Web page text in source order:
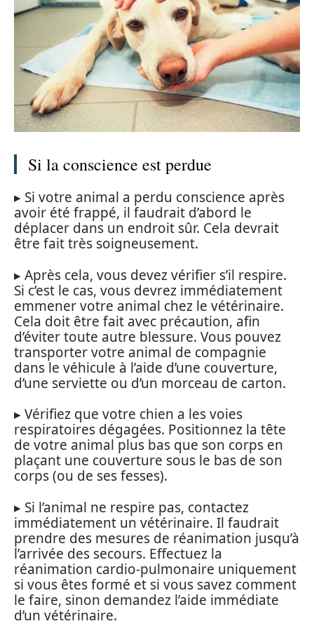
Si la conscience est perdue
▸ Si votre animal a perdu conscience après
avoir été frappé, il faudrait d’abord le
déplacer dans un endroit sûr. Cela devrait
être fait très soigneusement.
▸ Après cela, vous devez vérifier s’il respire.
Si c’est le cas, vous devrez immédiatement
emmener votre animal chez le vétérinaire.
Cela doit être fait avec précaution, afin
d’éviter toute autre blessure. Vous pouvez
transporter votre animal de compagnie
dans le véhicule à l’aide d’une couverture,
d’une serviette ou d’un morceau de carton.
▸ Vérifiez que votre chien a les voies
respiratoires dégagées. Positionnez la tête
de votre animal plus bas que son corps en
plaçant une couverture sous le bas de son
corps (ou de ses fesses).
▸ Si l’animal ne respire pas, contactez
immédiatement un vétérinaire. Il faudrait
prendre des mesures de réanimation jusqu’à
l’arrivée des secours. Effectuez la
réanimation cardio-pulmonaire uniquement
si vous êtes formé et si vous savez comment
le faire, sinon demandez l’aide immédiate
d’un vétérinaire.